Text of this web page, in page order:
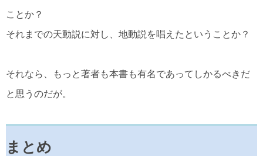
ことか？
それまでの天動説に対し、地動説を唱えたということか？
それなら、もっと著者も本書も有名であってしかるべきだ
と思うのだが。
まとめ